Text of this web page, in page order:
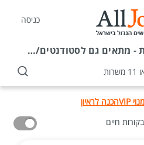
כניסה
גם לסטודנטים/ות בשוהם
מנוי VIP
הכנה לראיון
חיים